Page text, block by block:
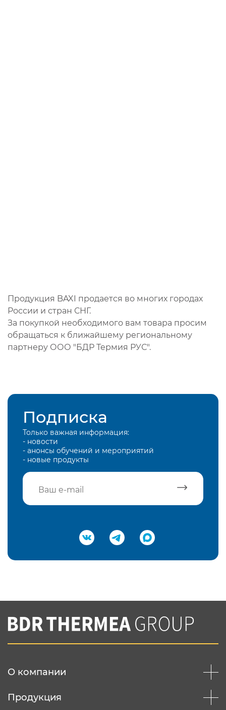
Продукция BAXI продается во многих городах
России и стран СНГ.
За покупкой необходимого вам товара просим
обращаться к ближайшему региональному
партнеру ООО "БДР Термия РУС".
Подписка
Только важная информация:
- новости
- анонсы обучений и мероприятий
- новые продукты
Подтвердить e-mail
Вы соглашаетесь с нашей политикой
конфеденциальности
О компании
Продукция